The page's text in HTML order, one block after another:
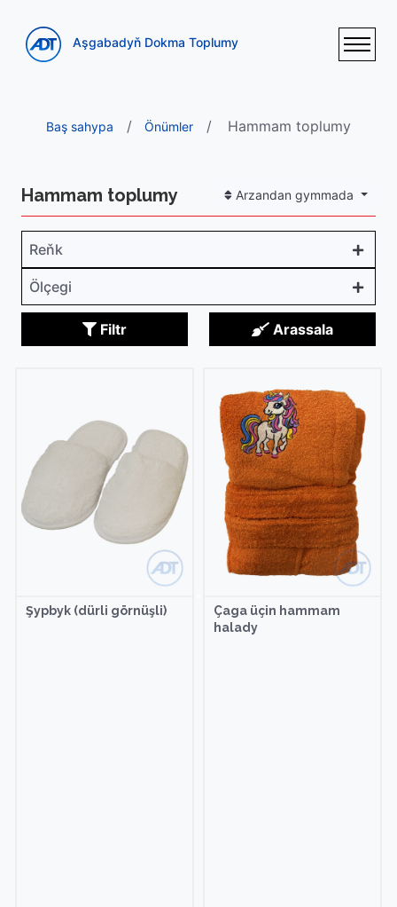
Aşgabadyň Dokma Toplumy
Baş sahypa Önümler Hammam toplumy
Hammam toplumy Arzandan gymmada
Reňk
Ölçegi
Filtr Arassala
Şypbyk (dürli görnüşli)
Çaga üçin hammam
halady